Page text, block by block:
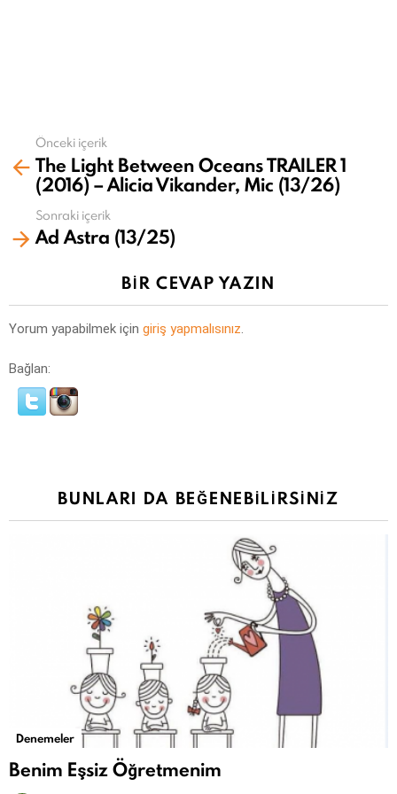
Daha
fazla
Önceki içerik
The Light Between Oceans TRAILER 1
(2016) – Alicia Vikander, Mic (13/26)
Sonraki içerik
Ad Astra (13/25)
BIR CEVAP YAZIN
Yorum yapabilmek için giriş yapmalısınız.
Bağlan:
BUNLARI DA BEĞENEBILIRSINIZ
Denemeler
Benim Eşsiz Öğretmenim